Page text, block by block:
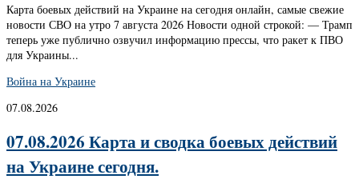
Карта боевых действий на Украине на сегодня онлайн, самые свежие
новости СВО на утро 7 августа 2026 Новости одной строкой: — Трамп
теперь уже публично озвучил информацию прессы, что ракет к ПВО
для Украины...
Война на Украине
07.08.2026
07.08.2026 Карта и сводка боевых действий
на Украине сегодня.